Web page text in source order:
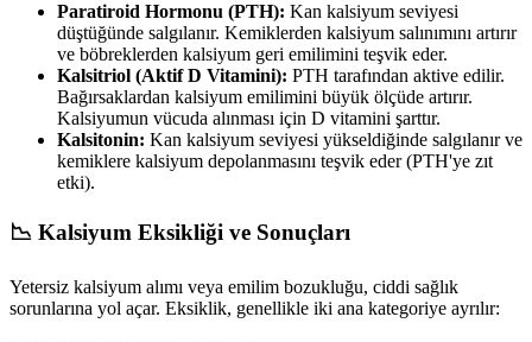
Paratiroid Hormonu (PTH): Kan kalsiyum seviyesi
düştüğünde salgılanır. Kemiklerden kalsiyum salınımını artırır
ve böbreklerden kalsiyum geri emilimini teşvik eder.
Kalsitriol (Aktif D Vitamini): PTH tarafından aktive edilir.
Bağırsaklardan kalsiyum emilimini büyük ölçüde artırır.
Kalsiyumun vücuda alınması için D vitamini şarttır.
Kalsitonin: Kan kalsiyum seviyesi yükseldiğinde salgılanır ve
kemiklere kalsiyum depolanmasını teşvik eder (PTH'ye zıt
etki).
📉 Kalsiyum Eksikliği ve Sonuçları
Yetersiz kalsiyum alımı veya emilim bozukluğu, ciddi sağlık
sorunlarına yol açar. Eksiklik, genellikle iki ana kategoriye ayrılır: